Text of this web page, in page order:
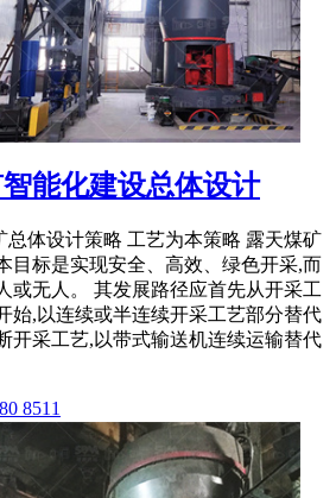
能化建设总体设计
总体设计策略 工艺为本策略 露天煤矿
目标是实现安全、高效、绿色开采,而
或无人。 其发展路径应首先从开采工
始,以连续或半连续开采工艺部分替代
开采工艺,以带式输送机连续运输替代
8511